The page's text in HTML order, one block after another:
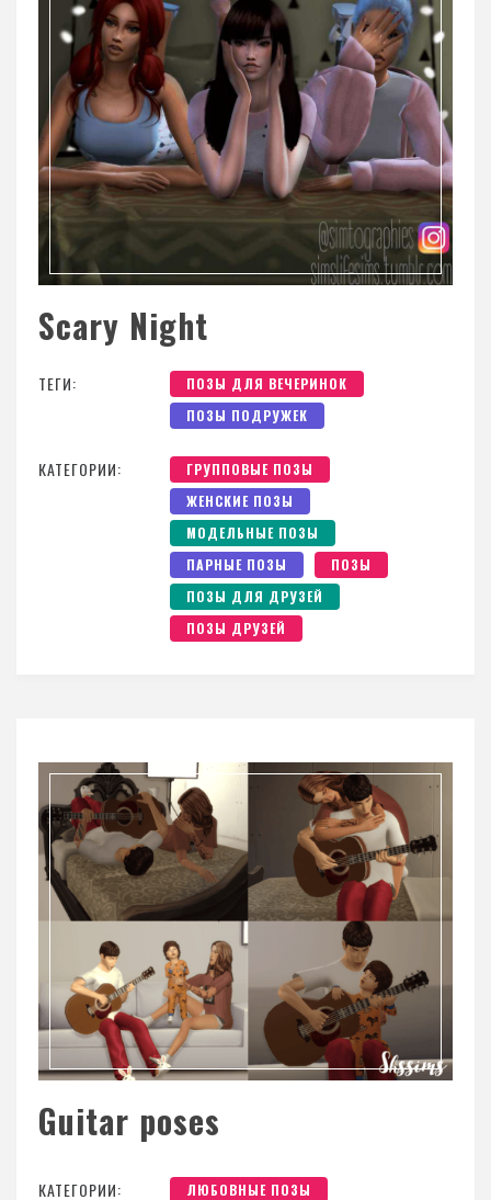
Scary Night
ТЕГИ:
ПОЗЫ ДЛЯ ВЕЧЕРИНОК
ПОЗЫ ПОДРУЖЕК
КАТЕГОРИИ:
ГРУППОВЫЕ ПОЗЫ
ЖЕНСКИЕ ПОЗЫ
МОДЕЛЬНЫЕ ПОЗЫ
ПАРНЫЕ ПОЗЫ
ПОЗЫ
ПОЗЫ ДЛЯ ДРУЗЕЙ
ПОЗЫ ДРУЗЕЙ
Guitar poses
КАТЕГОРИИ:
ЛЮБОВНЫЕ ПОЗЫ